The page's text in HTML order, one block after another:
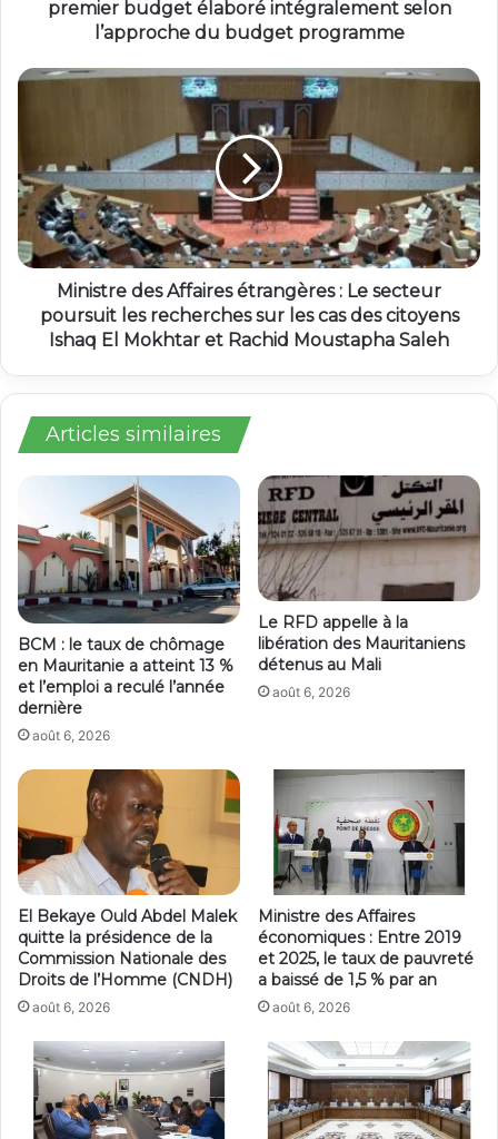
premier budget élaboré intégralement selon
l’approche du budget programme
Ministre des Affaires étrangères : Le secteur
poursuit les recherches sur les cas des citoyens
Ishaq El Mokhtar et Rachid Moustapha Saleh
Articles similaires
BCM : le taux de chômage
en Mauritanie a atteint 13 %
et l’emploi a reculé l’année
dernière
août 6, 2026
Le RFD appelle à la
libération des Mauritaniens
détenus au Mali
août 6, 2026
El Bekaye Ould Abdel Malek
quitte la présidence de la
Commission Nationale des
Droits de l’Homme (CNDH)
août 6, 2026
Ministre des Affaires
économiques : Entre 2019
et 2025, le taux de pauvreté
a baissé de 1,5 % par an
août 6, 2026